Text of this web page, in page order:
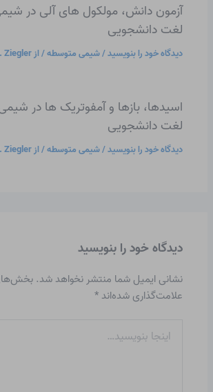
آزمون دانش، مولکول های آلی در
لغت دانشجویی
دیدگاه‌ خود را بنویسید/شیمی متوسطه/ از Ziegler
اسیدها، بازها و آمفوتریک ها در
لغت دانشجویی
دیدگاه‌ خود را بنویسید/شیمی متوسطه/ از Ziegler
دیدگاه‌ خود را بنویسید
نشانی ایمیل شما منتشر نخواهد شد.
علامت‌گذاری شده‌اند*
بنویسید…